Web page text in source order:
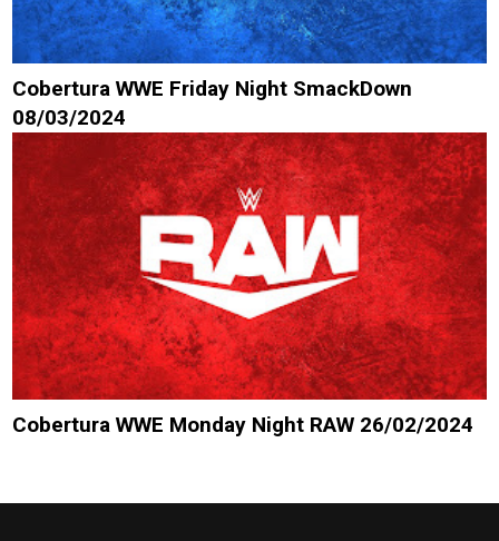
Cobertura WWE Friday Night SmackDown
08/03/2024
Cobertura WWE Monday Night RAW 26/02/2024